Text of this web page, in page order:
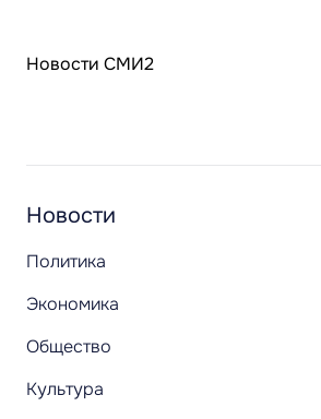
Новости СМИ2
Новости
Политика
Экономика
Общество
Культура